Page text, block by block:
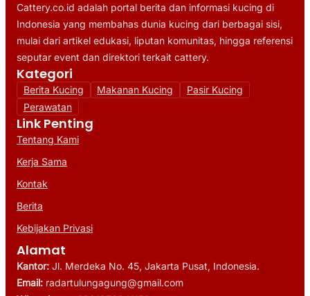
Cattery.co.id adalah portal berita dan informasi kucing di
Indonesia yang membahas dunia kucing dari berbagai sisi,
mulai dari artikel edukasi, liputan komunitas, hingga referensi
seputar event dan direktori terkait cattery.
Kategori
Berita Kucing Makanan Kucing
Pasir Kucing
Perawatan
Link Penting
Tentang Kami
Kerja Sama
Kontak
Berita
Kebijakan Privasi
Alamat
Kantor: Jl. Merdeka No. 45, Jakarta Pusat, Indonesia.
Email: radartulungagung@gmail.com